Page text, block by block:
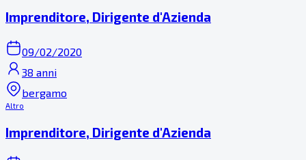
Imprenditore, Dirigente d'Azienda
09/02/2020
38 anni
bergamo
Altro
Imprenditore, Dirigente d'Azienda